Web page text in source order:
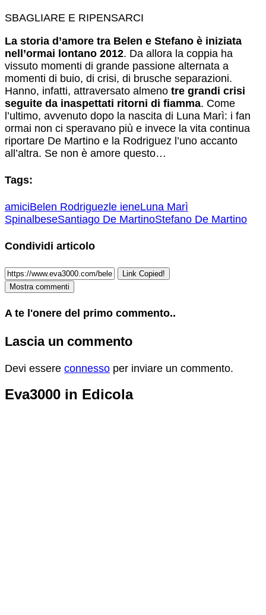
SBAGLIARE E RIPENSARCI
La storia d’amore tra Belen e Stefano è iniziata
nell’ormai lontano 2012. Da allora la coppia ha
vissuto momenti di grande passione alternata a
momenti di buio, di crisi, di brusche separazioni.
Hanno, infatti, attraversato almeno tre grandi crisi
seguite da inaspettati ritorni di fiamma. Come
l’ultimo, avvenuto dopo la nascita di Luna Marì: i fan
ormai non ci speravano più e invece la vita continua
riportare De Martino e la Rodriguez l’uno accanto
all’altra. Se non è amore questo…
Tags:
amiciBelen Rodriguezle ieneLuna Marì
SpinalbeseSantiago De MartinoStefano De Martino
Condividi articolo
Link Copied!
Mostra commenti
A te l'onere del primo commento..
Lascia un commento
Devi essere connesso per inviare un commento.
Eva3000 in Edicola